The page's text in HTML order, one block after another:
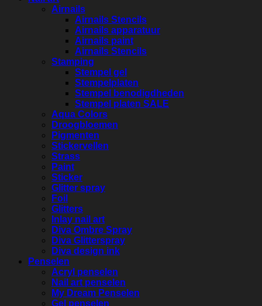
Airnails
Airnails Stencils
Airnails apparatuur
Airnails paint
Airnails Stencils
Stamping
Stempel gel
Stempelplaten
Stempel benodigdheden
Stempel platen SALE
Aqua Colors
Droogbloemen
Pigmenten
Stickervellen
Strass
Paint
Sticker
Glitter spray
Foil
Glitters
Inlay nail art
Diva Ombre Spray
Diva Glitterspray
Diva design ink
Penselen
Acryl penselen
Nail art penselen
My Dream Penselen
Gel penselen